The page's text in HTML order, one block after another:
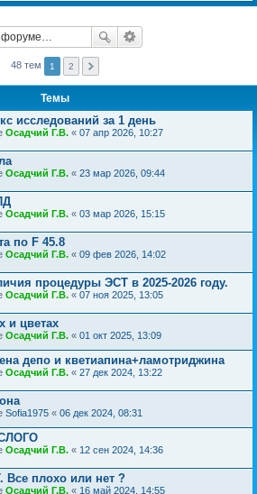
48 тем 1 2
Темы
исследований за 1 день
Осадчий Г.В. « 07 апр 2026, 10:27
Осадчий Г.В. « 23 мар 2026, 09:44
Осадчий Г.В. « 03 мар 2026, 15:15
по F 45.8
Осадчий Г.В. « 09 фев 2026, 14:02
процедуры ЭСТ в 2025-2026 году.
Осадчий Г.В. « 07 ноя 2025, 13:05
и цветах
Осадчий Г.В. « 01 окт 2025, 13:09
депо и кветиапина+ламотриджина
Осадчий Г.В. « 27 дек 2024, 13:22
Sofia1975 « 06 дек 2024, 08:31
Осадчий Г.В. « 12 сен 2024, 14:36
Все плохо или нет ?
Осадчий Г.В. « 16 май 2024, 14:55